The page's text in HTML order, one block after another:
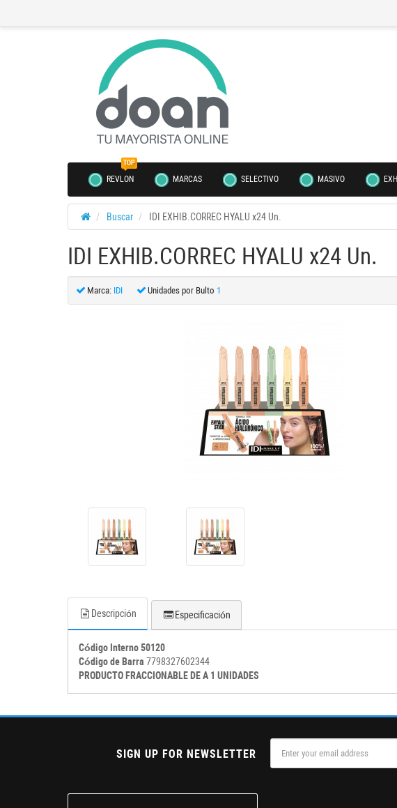
TOP
REVLON MARCAS SELECTIVO MASIVO
Buscar IDI EXHIB.CORREC HYALU x24 Un.
IDI EXHIB.CORREC HYALU x24 Un.
Marca: IDI Unidades por Bulto 1
Descripción Especificación
Código Interno 50120
Código de Barra 7798327602344
PRODUCTO FRACCIONABLE DE A 1 UNIDADES
SIGN UP FOR NEWSLETTER